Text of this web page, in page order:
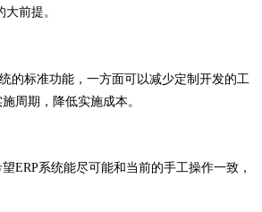
前提。
的标准功能，一方面可以减少定制开发的工
周期，降低实施成本。
系统能尽可能和当前的手工操作一致，